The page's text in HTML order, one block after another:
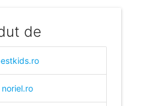
de
noriel.ro